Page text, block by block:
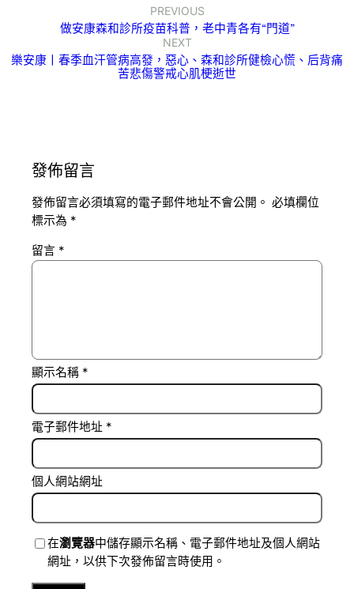
PREVIOUS
做安康森和診所疫苗科普，老中青各有“門道”
NEXT
樂安康丨春季血汗管病高發，惡心、森和診所健檢心慌、后背痛
苦悲傷警戒心肌梗逝世
發佈留言
發佈留言必須填寫的電子郵件地址不會公開。 必填欄位
標示為 *
留言 *
顯示名稱 *
電子郵件地址 *
個人網站網址
在瀏覽器中儲存顯示名稱、電子郵件地址及個人網站
網址，以供下次發佈留言時使用。